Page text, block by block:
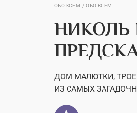
ОБО ВСЕМ ОБО ВСЕМ
НИКОЛЬ
ДОМ МАЛЮТКИ, ТРОЕ
ИЗ САМЫХ